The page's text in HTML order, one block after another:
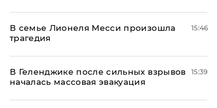
В семье Лионеля Месси произошла
трагедия
15:46
В Геленджике после сильных взрывов
началась массовая эвакуация
15:39